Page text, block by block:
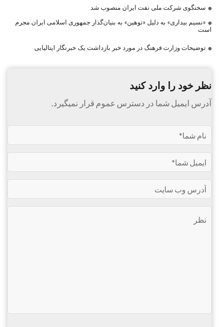
سخنگوی شرکت ملی نفت ایران منصوب شد
«نسیم بیداری» به دلیل «توهین» به بنیان‌گذار جمهوری اسلامی ایران مجرم
است
توضیحات وزارت فرهنگ در مورد خبر بازداشت یک خبرنگار ایتالیایی
نظر خود را وارد کنید
آدرس ایمیل شما در دسترس عموم قرار نمیگیرد.